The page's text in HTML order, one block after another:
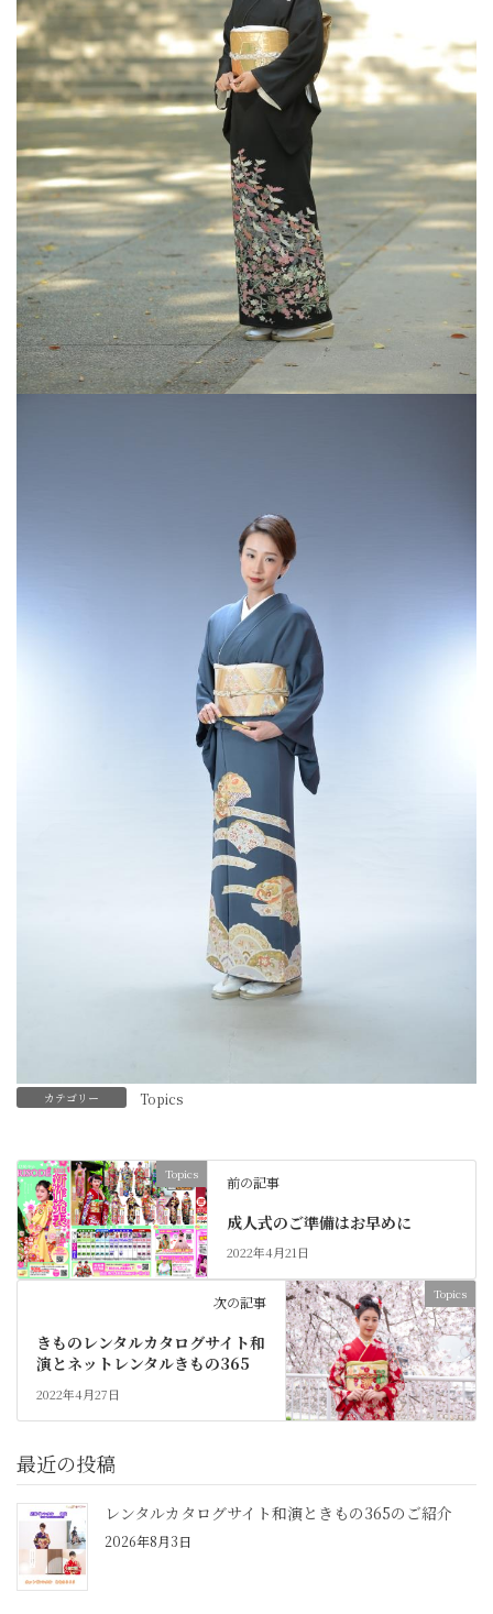
カテゴリー Topics
Topics 前の記事
成人式のご準備はお早めに
2022年4月21日
Topics
次の記事
きものレンタルカタログサイト和
演とネットレンタルきもの365
2022年4月27日
最近の投稿
レンタルカタログサイト和演ときもの365のご紹介
2026年8月3日